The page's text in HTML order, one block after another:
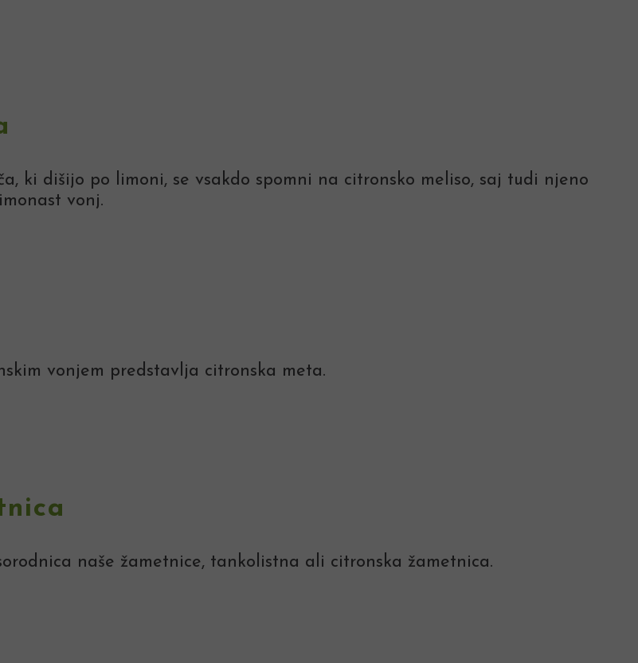
ki dišijo po limoni, se vsakdo spomni na citronsko meliso, saj tudi njeno
vonj.
vonjem predstavlja citronska meta.
naše žametnice, tankolistna ali citronska žametnica.